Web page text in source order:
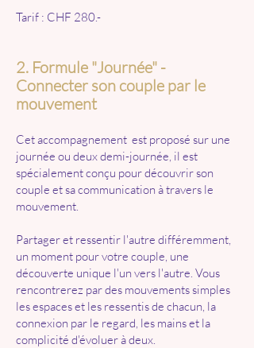
Tarif : CHF 280.-
2. Formule "Journée" -
Connecter son couple par le
mouvement
Cet accompagnement est proposé sur une
journée ou deux demi-journée, il est
spécialement conçu pour découvrir son
couple et sa communication à travers le
mouvement.
Partager et ressentir l'autre différemment,
un moment pour votre couple, une
découverte unique l'un vers l'autre. Vous
rencontrerez par des mouvements simples
les espaces et les ressentis de chacun, la
connexion par le regard, les mains et la
complicité d'évoluer à deux.